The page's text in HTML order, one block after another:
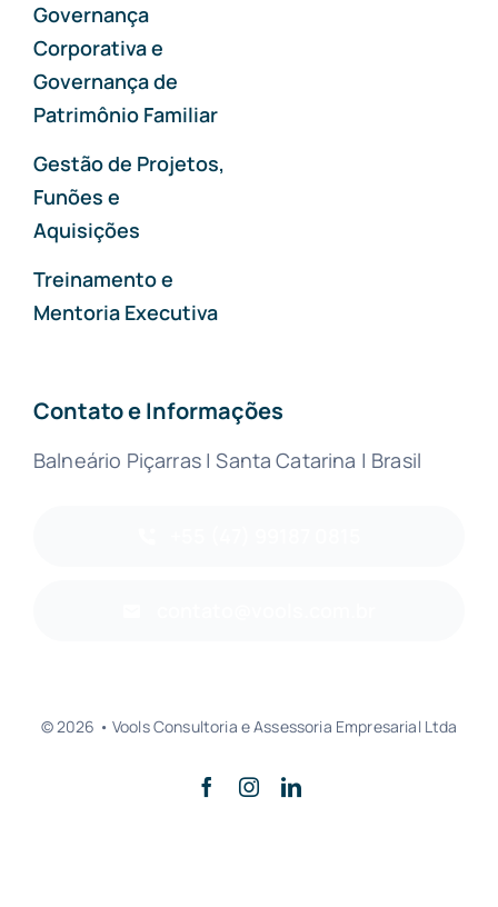
Governança
Corporativa e
Governança de
Patrimônio Familiar
Gestão de Projetos,
Funões e
Aquisições
Treinamento e
Mentoria Executiva
Contato e Informações
Balneário Piçarras | Santa Catarina | Brasil
© 2026 • Vools Consultoria e Assessoria Empresarial Ltda